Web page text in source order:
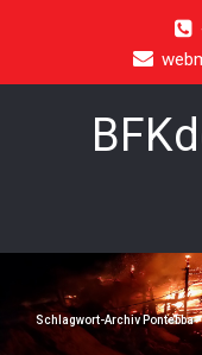
Schlagwort-ArchivPontebba